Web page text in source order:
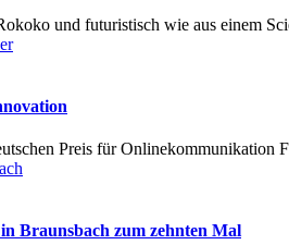
und futuristisch wie aus einem
Preis für
Braunsbach zum zehnten Mal